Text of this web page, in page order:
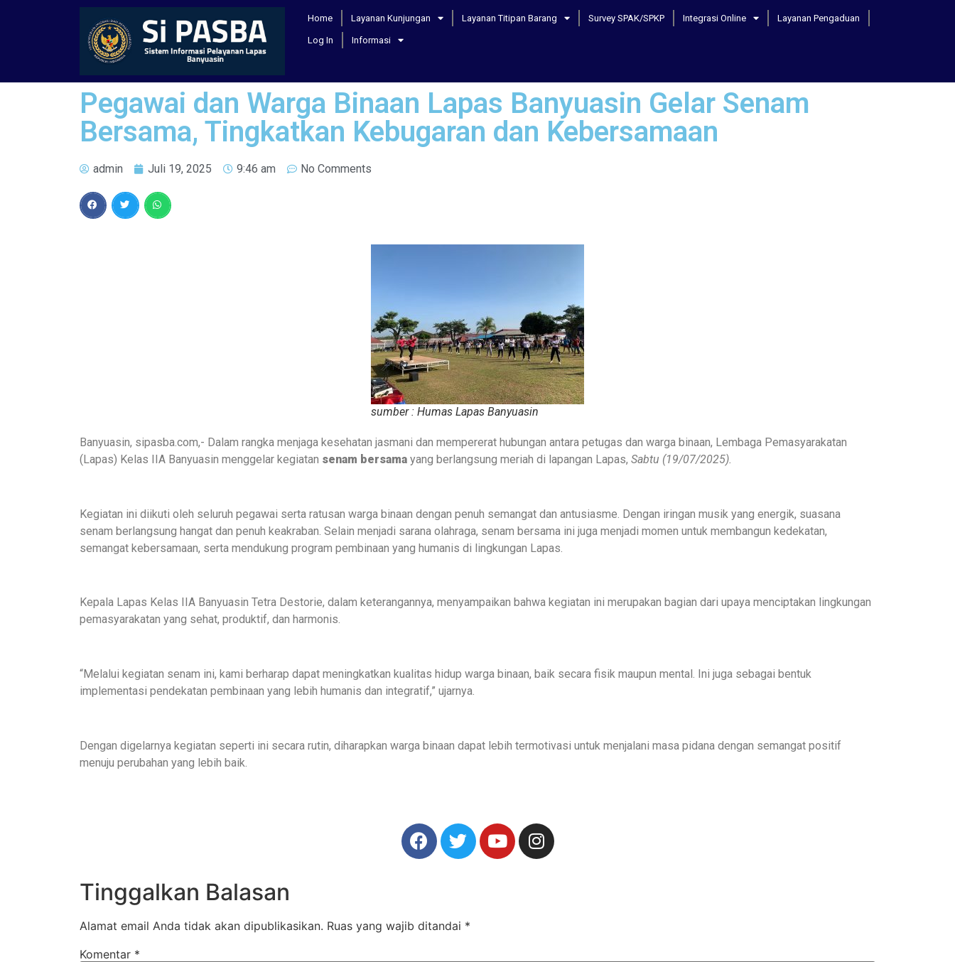
Home Layanan Kunjungan Layanan Titipan Barang Survey SPAK/SPKP Integrasi Online Layanan Pengaduan
Log In Informasi
Pegawai dan Warga Binaan Lapas Banyuasin Gelar Senam
Bersama, Tingkatkan Kebugaran dan Kebersamaan
admin Juli 19, 2025 9:46 am No Comments
sumber : Humas Lapas Banyuasin
Banyuasin, sipasba.com,- Dalam rangka menjaga kesehatan jasmani dan mempererat hubungan antara petugas dan warga binaan, Lembaga Pemasyarakatan
(Lapas) Kelas IIA Banyuasin menggelar kegiatan senam bersama yang berlangsung meriah di lapangan Lapas, Sabtu (19/07/2025)
Kegiatan ini diikuti oleh seluruh pegawai serta ratusan warga binaan dengan penuh semangat dan antusiasme. Dengan iringan musik yang energik, suasana
senam berlangsung hangat dan penuh keakraban. Selain menjadi sarana olahraga, senam bersama ini juga menjadi momen untuk membangun kedekatan,
semangat kebersamaan, serta mendukung program pembinaan yang humanis di lingkungan Lapas.
Kepala Lapas Kelas IIA Banyuasin Tetra Destorie, dalam keterangannya, menyampaikan bahwa kegiatan ini merupakan bagian dari upaya menciptakan lingkungan
pemasyarakatan yang sehat, produktif, dan harmonis.
“Melalui kegiatan senam ini, kami berharap dapat meningkatkan kualitas hidup warga binaan, baik secara fisik maupun mental. Ini juga sebagai bentuk
implementasi pendekatan pembinaan yang lebih humanis dan integratif,” ujarnya.
Dengan digelarnya kegiatan seperti ini secara rutin, diharapkan warga binaan dapat lebih termotivasi untuk menjalani masa pidana dengan semangat positif
menuju perubahan yang lebih baik.
Tinggalkan Balasan
Alamat email Anda tidak akan dipublikasikan. Ruas yang wajib ditandai *
Komentar *